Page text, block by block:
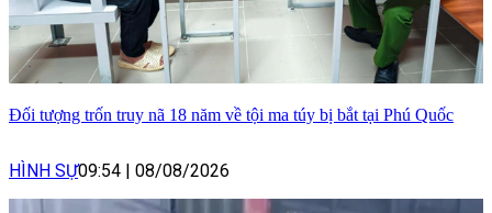
Đối tượng trốn truy nã 18 năm về tội ma túy bị bắt tại Phú Quốc
HÌNH SỰ09:54 | 08/08/2026